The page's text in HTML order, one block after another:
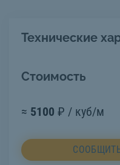
Технические
Стоимость
≈ 5100 ₽ / куб/м